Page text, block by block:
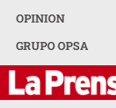
OPINION
GRUPO OPSA